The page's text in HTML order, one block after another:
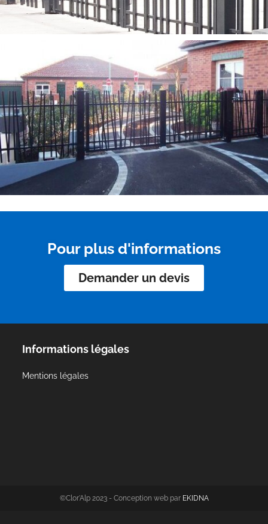
Pour plus d'informations
Demander un devis
Informations légales
Mentions légales
©Clor'Alp 2023 - Conception web par EKIDNA